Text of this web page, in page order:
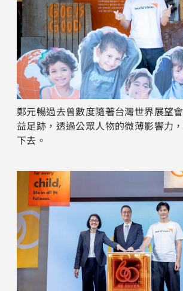
鄭元暢過去曾數度隨著台灣世界展望
益足跡，透過公眾人物的微薄影響力
下去。